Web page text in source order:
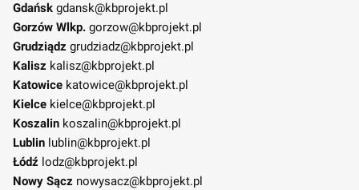
Gdańsk gdansk@kbprojekt.pl
Gorzów Wlkp. gorzow@kbprojekt.pl
Grudziądz grudziadz@kbprojekt.pl
Kalisz kalisz@kbprojekt.pl
Katowice katowice@kbprojekt.pl
Kielce kielce@kbprojekt.pl
Koszalin koszalin@kbprojekt.pl
Lublin lublin@kbprojekt.pl
Łódź lodz@kbprojekt.pl
Nowy Sącz nowysacz@kbprojekt.pl